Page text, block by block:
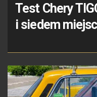
Test Chery
i siedem